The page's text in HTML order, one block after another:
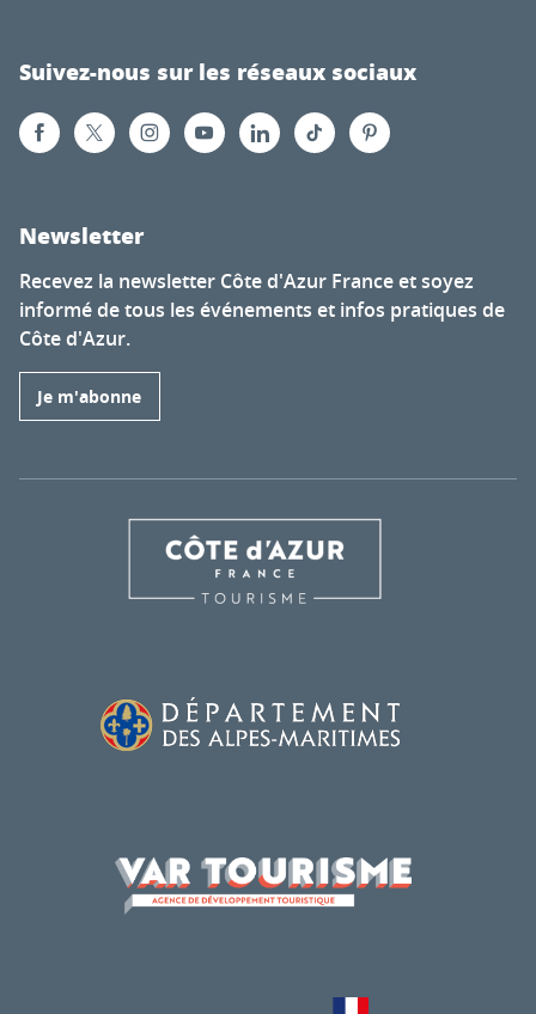
Suivez-nous sur les réseaux sociaux
Newsletter
Recevez la newsletter Côte d'Azur France et soyez
informé de tous les événements et infos pratiques de
Côte d'Azur.
Je m'abonne